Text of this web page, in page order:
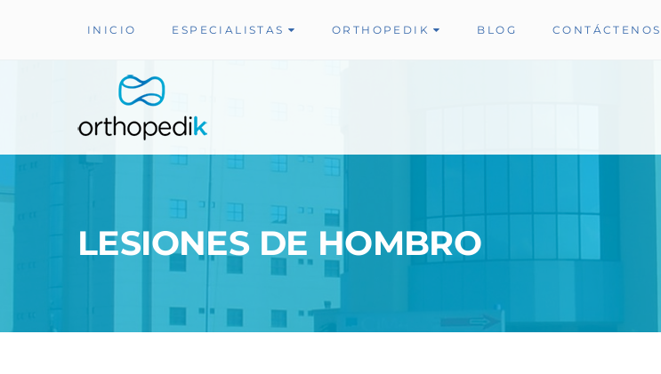
INICIO ESPECIALISTAS ORTHOPEDIK BLOG CONTÁCTENOS
LESIONES DE HOMBRO